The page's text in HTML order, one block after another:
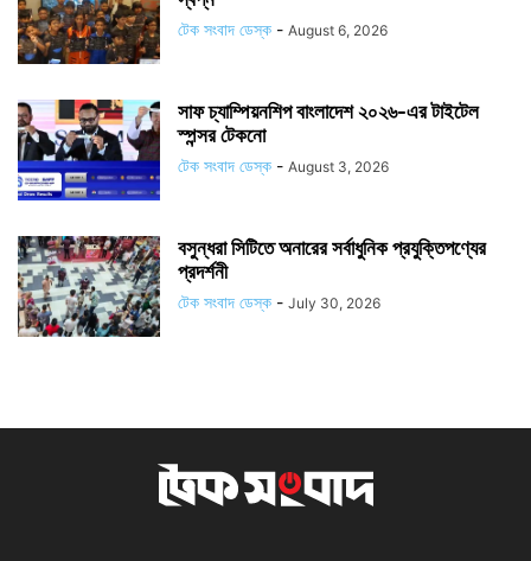
টেক সংবাদ ডেস্ক - August 6, 2026
সাফ চ্যাম্পিয়নশিপ বাংলাদেশ ২০২৬-এর টাইটেল
স্পন্সর টেকনো
টেক সংবাদ ডেস্ক - August 3, 2026
বসুন্ধরা সিটিতে অনারের সর্বাধুনিক প্রযুক্তিপণ্যের
প্রদর্শনী
টেক সংবাদ ডেস্ক - July 30, 2026